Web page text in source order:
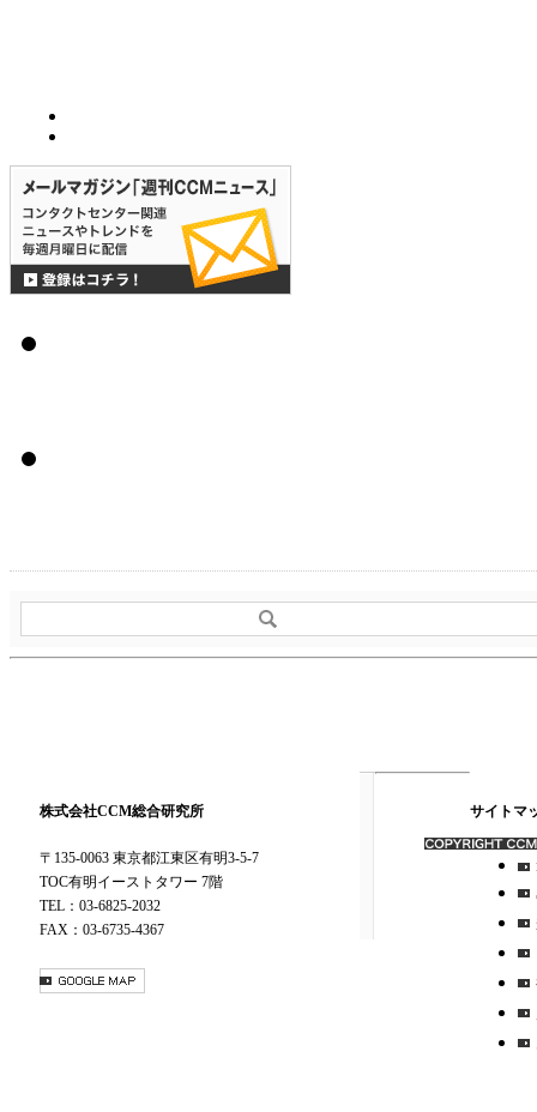
株式会社CCM総合研究所
〒135-0063 東京都江東区有明3-5-7
TOC有明イーストタワー 7階
TEL：03-6825-2032
FAX：03-6735-4367
サイトマ